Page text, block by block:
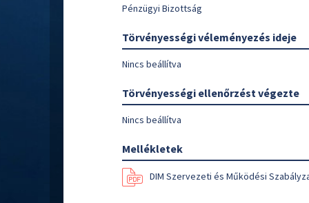
Pénzügyi Bizottság
Törvényességi véleményezés ideje
Nincs beállítva
Törvényességi ellenőrzést végezte
Nincs beállítva
Mellékletek
DIM Szervezeti és Működési